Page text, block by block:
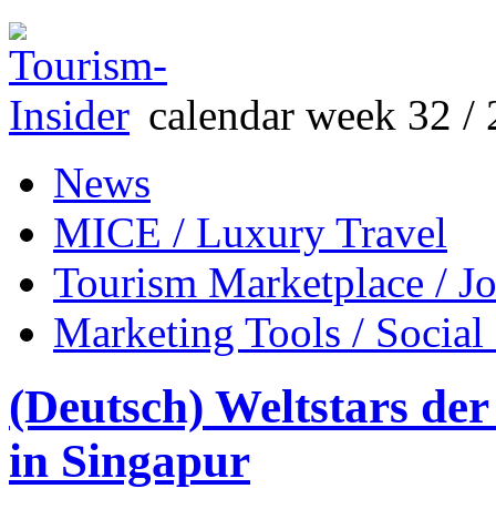
calendar week 32 /
News
MICE / Luxury Travel
Tourism Marketplace /
Marketing Tools /
(Deutsch) Weltstars
in Singapur